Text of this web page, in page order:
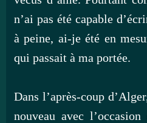
n’ai pas été capable
à peine, ai-je été en
qui passait à ma portée.
Dans l’après-coup
nouveau avec